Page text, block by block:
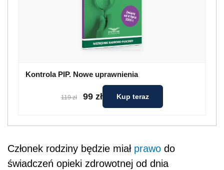
Kontrola PIP. Nowe uprawnienia
119 zł 99 zł Kup teraz
Członek rodziny będzie miał prawo do
świadczeń opieki zdrowotnej od dnia